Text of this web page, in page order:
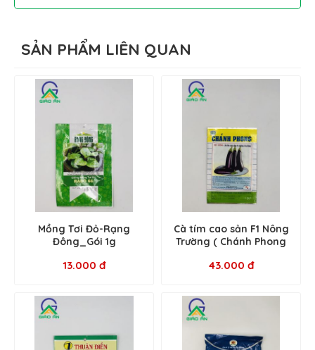
SẢN PHẨM LIÊN QUAN
Mồng Tơi Đỏ-Rạng
Đông_Gói 1g
13.000 đ
Cà tím cao sản F1 Nông
Trường ( Chánh Phong
43.000 đ